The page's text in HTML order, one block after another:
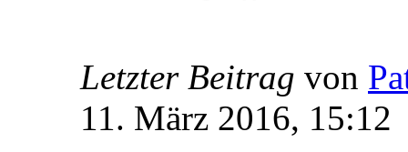
Letzter Beitrag von
11. März 2016, 15:12